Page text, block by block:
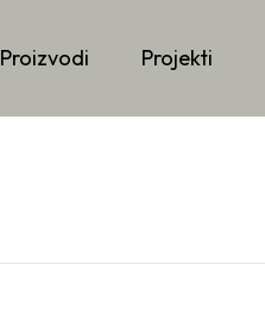
Proizvodi Projekti